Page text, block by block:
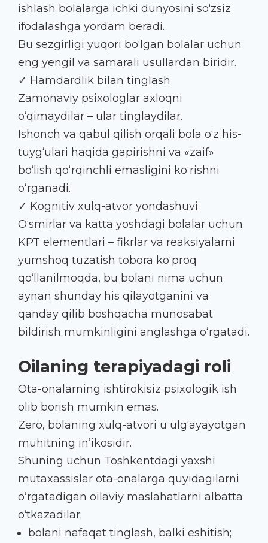
ishlash bolalarga ichki dunyosini so‘zsiz
ifodalashga yordam beradi.
Bu sezgirligi yuqori bo‘lgan bolalar uchun
eng yengil va samarali usullardan biridir.
✓ Hamdardlik bilan tinglash
Zamonaviy psixologlar axloqni
o‘qimaydilar – ular tinglaydilar.
Ishonch va qabul qilish orqali bola o‘z his-
tuyg‘ulari haqida gapirishni va «zaif»
bo‘lish qo‘rqinchli emasligini ko‘rishni
o‘rganadi.
✓ Kognitiv xulq-atvor yondashuvi
O‘smirlar va katta yoshdagi bolalar uchun
KPT elementlari – fikrlar va reaksiyalarni
yumshoq tuzatish tobora ko‘proq
qo‘llanilmoqda, bu bolani nima uchun
aynan shunday his qilayotganini va
qanday qilib boshqacha munosabat
bildirish mumkinligini anglashga o‘rgatadi.
Oilaning terapiyadagi roli
Ota-onalarning ishtirokisiz psixologik ish
olib borish mumkin emas.
Zero, bolaning xulq-atvori u ulg‘ayayotgan
muhitning in’ikosidir.
Shuning uchun Toshkentdagi yaxshi
mutaxassislar ota-onalarga quyidagilarni
o‘rgatadigan oilaviy maslahatlarni albatta
o‘tkazadilar:
bolani nafaqat tinglash, balki eshitish;